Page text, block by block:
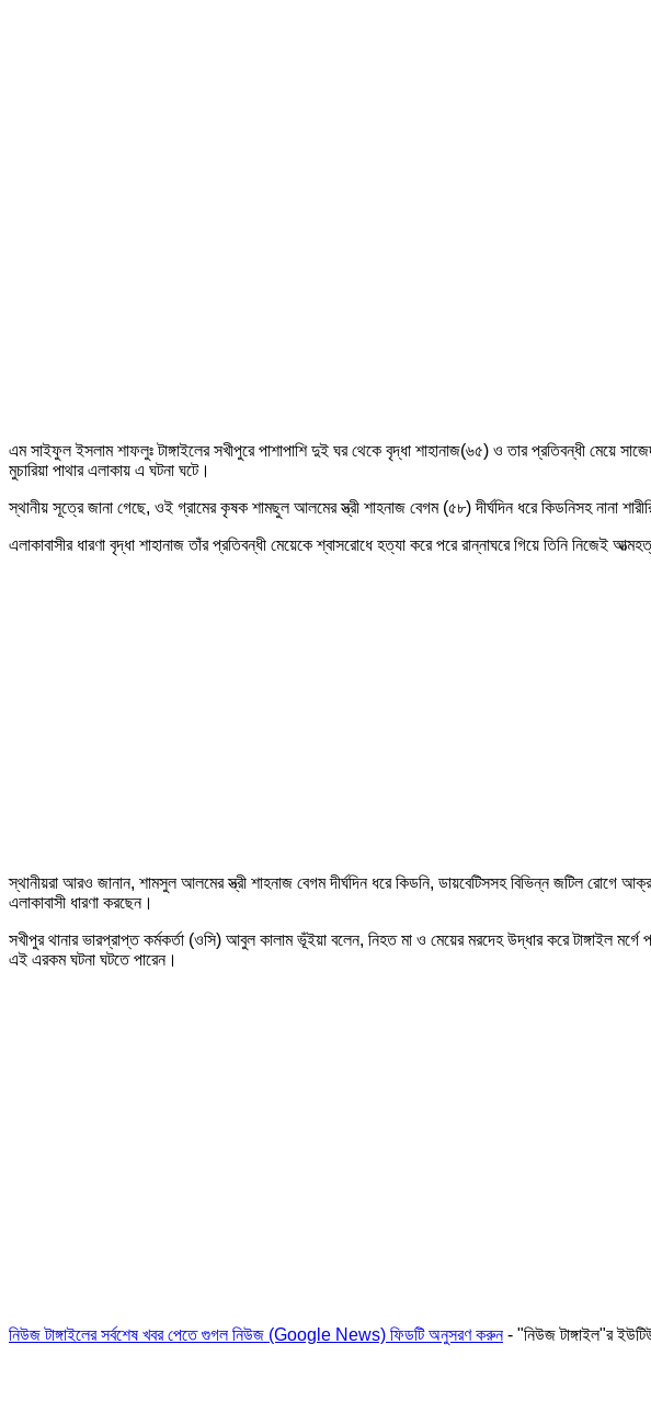
এম সাইফুল ইসলাম শাফলুঃ টাঙ্গাইলের সখীপুরে পাশাপাশি দুই ঘর থেকে বৃদ্ধা শাহানাজ(৬৫) ও তার প্রতিবন্ধী মেয়ে
মুচারিয়া পাথার এলাকায় এ ঘটনা ঘটে।
স্থানীয় সূত্রে জানা গেছে, ওই গ্রামের কৃষক শামছুল আলমের স্ত্রী শাহনাজ বেগম (৫৮) দীর্ঘদিন ধরে কিডনিসহ নানা
এলাকাবাসীর ধারণা বৃদ্ধা শাহানাজ তাঁর প্রতিবন্ধী মেয়েকে শ্বাসরোধে হত্যা করে পরে রান্নাঘরে গিয়ে তিনি নিজেই
স্থানীয়রা আরও জানান, শামসুল আলমের স্ত্রী শাহনাজ বেগম দীর্ঘদিন ধরে কিডনি, ডায়বেটিসসহ বিভিন্ন জটিল
এলাকাবাসী ধারণা করছেন।
সখীপুর থানার ভারপ্রাপ্ত কর্মকর্তা (ওসি) আবুল কালাম ভূঁইয়া বলেন, নিহত মা ও মেয়ের মরদেহ উদ্ধার করে টাঙ্গাইল
এই এরকম ঘটনা ঘটতে পারেন।
নিউজ টাঙ্গাইলের সর্বশেষ খবর পেতে গুগল নিউজ (Google News) ফিডটি অনুসরণ করুন- "নিউজ টাঙ্গাইল"র